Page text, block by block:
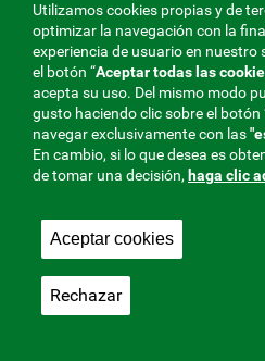
ti
MENÚ
REDES
V20
Mutua Colaboradora con la
Utilizamos cookies propias y de
optimizar la navegación con la
experiencia de usuario en nuestro
el botón “Aceptar todas las
acepta su uso. Del mismo modo
gusto haciendo clic sobre el botón
navegar exclusivamente con las
En cambio, si lo que desea es
de tomar una decisión, haga clic
Aceptar cookies
Rechazar